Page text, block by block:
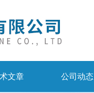
文章 公司动态